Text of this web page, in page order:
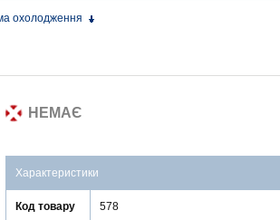
охолодження
НЕМАЄ
Характеристики
Код товару 578